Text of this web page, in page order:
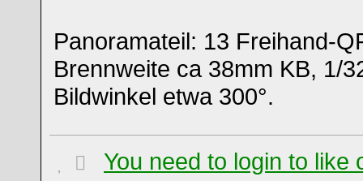
Panoramateil: 13 Freihand-
Brennweite ca 38mm KB, 1/
Bildwinkel etwa 300°.
You need to login to like